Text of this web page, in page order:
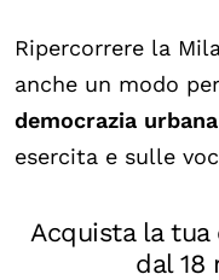
Ripercorrere la
anche un modo
democrazia
esercita e sulle
Acquista la tua
dal 18